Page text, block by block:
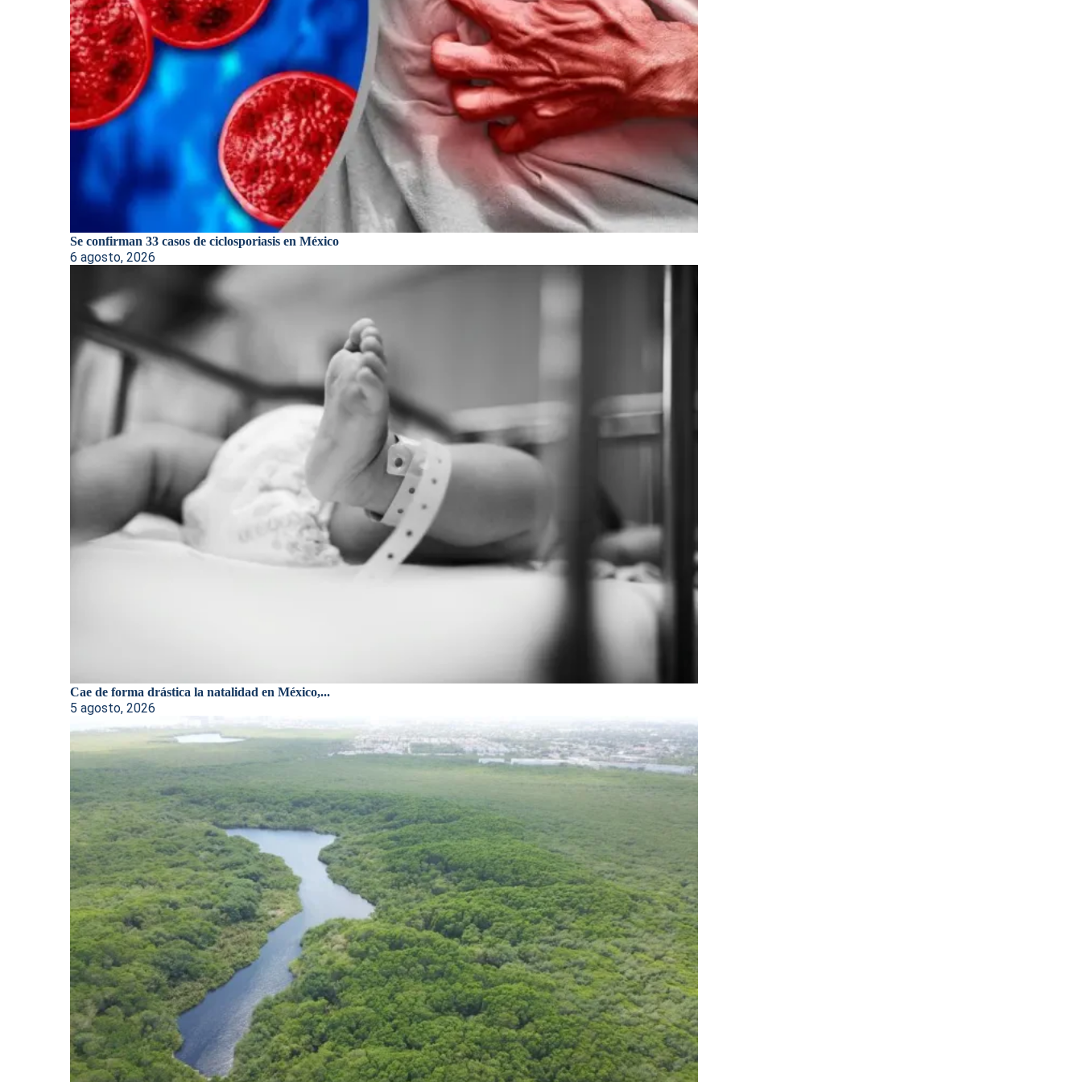
Se confirman 33 casos de ciclosporiasis en México
6 agosto, 2026
Cae de forma drástica la natalidad en México,...
5 agosto, 2026